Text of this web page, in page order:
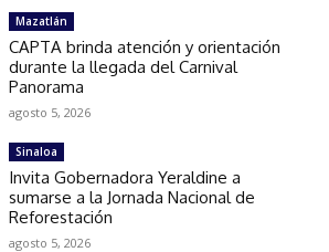
Mazatlán
CAPTA brinda atención y orientación
durante la llegada del Carnival
Panorama
agosto 5, 2026
Sinaloa
Invita Gobernadora Yeraldine a
sumarse a la Jornada Nacional de
Reforestación
agosto 5, 2026